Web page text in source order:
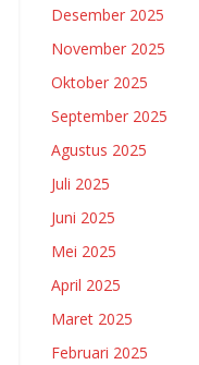
Desember 2025
November 2025
Oktober 2025
September 2025
Agustus 2025
Juli 2025
Juni 2025
Mei 2025
April 2025
Maret 2025
Februari 2025